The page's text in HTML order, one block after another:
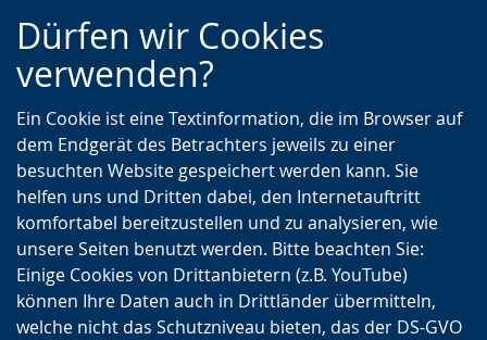
Zur
Hauptnavigation
Zur
Seitennavigation
Zum
Inhalt
Dürfen wir Cookies
verwenden?
Ein Cookie ist eine Textinformation, die im Browser auf
dem Endgerät des Betrachters jeweils zu einer
besuchten Website gespeichert werden kann. Sie
helfen uns und Dritten dabei, den Internetauftritt
komfortabel bereitzustellen und zu analysieren, wie
unsere Seiten benutzt werden. Bitte beachten Sie:
Einige Cookies von Drittanbietern (z.B. YouTube)
können Ihre Daten auch in Drittländer übermitteln,
welche nicht das Schutzniveau bieten, das der DS-GVO